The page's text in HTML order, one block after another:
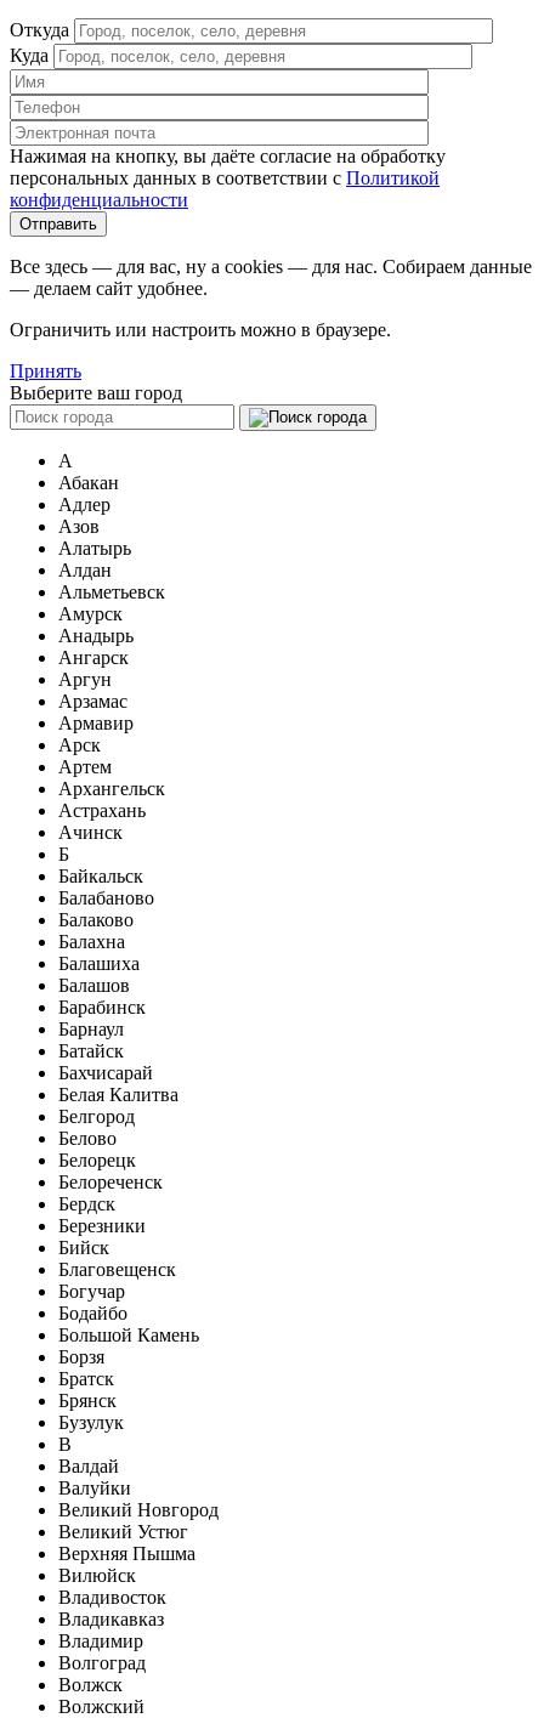
Откуда
Куда
Нажимая на кнопку, вы даёте согласие на обработку
персональных данных в соответствии c Политикой
конфиденциальности
Все здесь — для вас, ну а cookies — для нас. Собираем данные
— делаем сайт удобнее.
Ограничить или настроить можно в браузере.
Принять
Выберите ваш город
А
Абакан
Адлер
Азов
Алатырь
Алдан
Альметьевск
Амурск
Анадырь
Ангарск
Аргун
Арзамас
Армавир
Арск
Артем
Архангельск
Астрахань
Ачинск
Б
Байкальск
Балабаново
Балаково
Балахна
Балашиха
Балашов
Барабинск
Барнаул
Батайск
Бахчисарай
Белая Калитва
Белгород
Белово
Белорецк
Белореченск
Бердск
Березники
Бийск
Благовещенск
Богучар
Бодайбо
Большой Камень
Борзя
Братск
Брянск
Бузулук
В
Валдай
Валуйки
Великий Новгород
Великий Устюг
Верхняя Пышма
Вилюйск
Владивосток
Владикавказ
Владимир
Волгоград
Волжск
Волжский